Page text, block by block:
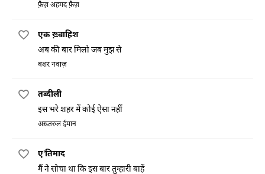
फ़ैज़ अहमद फ़ैज़
एक ख़्वाहिश
अब की बार मिलो जब मुझ से
बशर नवाज़
तब्दीली
इस भरे शहर में कोई ऐसा नहीं
अख़्तरुल ईमान
ए'तिमाद
मैं ने सोचा था कि इस बार तुम्हारी बाहें